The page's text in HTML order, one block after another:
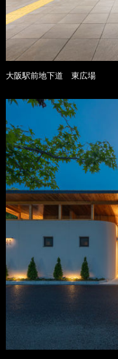
大阪駅前地下道 東広場